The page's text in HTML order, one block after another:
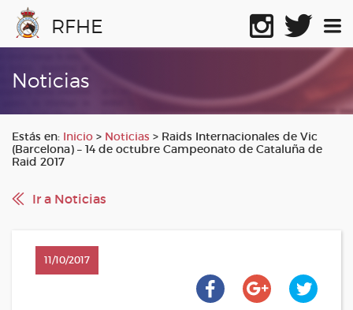
RFHE
Noticias
Estás en: Inicio > Noticias > Raids Internacionales de Vic
(Barcelona) – 14 de octubre Campeonato de Cataluña de
Raid 2017
Ir a Noticias
11/10/2017